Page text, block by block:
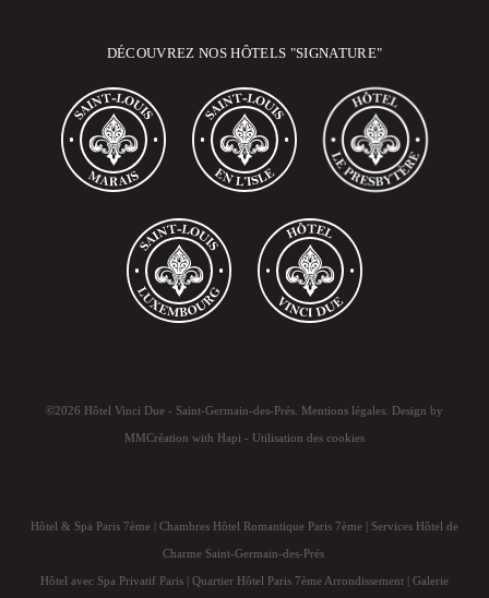
DÉCOUVREZ NOS HÔTELS "SIGNATURE"
©2026 Hôtel Vinci Due - Saint-Germain-des-Prés. Mentions légales . Design by
MMCréation with Hapi - Utilisation des cookies
Hôtel & Spa Paris 7ème | Chambres Hôtel Romantique Paris 7ème | Services Hôtel de
Charme Saint-Germain-des-Prés
Hôtel avec Spa Privatif Paris | Quartier Hôtel Paris 7ème Arrondissement | Galerie